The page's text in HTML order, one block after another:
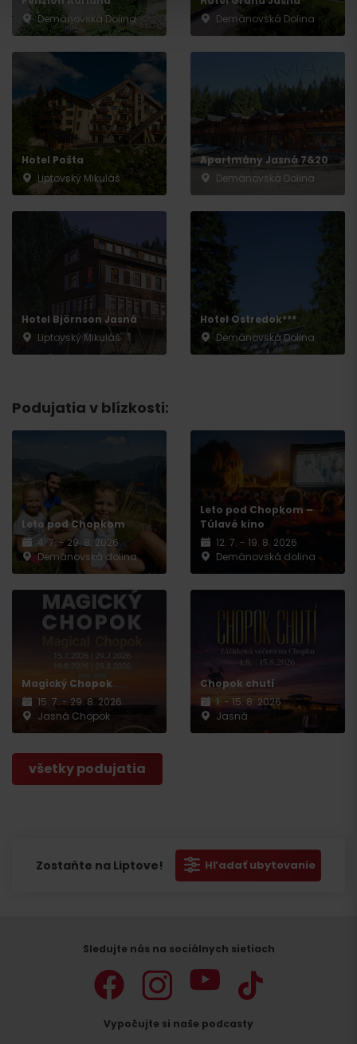
Demänovská Dolina
Demänovská Dolina
Hotel Pošta
Liptovský Mikuláš
Apartmány Jasná 7&20
Demänovská Dolina
Hotel Björnson Jasná
Liptovský Mikuláš
Hotel Ostredok***
Demänovská Dolina
Podujatia v blízkosti:
Leto pod Chopkom
4. 7. - 29. 8. 2026
Demänovská dolina
Leto pod Chopkom –
Túlavé kino
12. 7. - 19. 8. 2026
Demänovská dolina
Magický Chopok
15. 7. - 29. 8. 2026
Jasná Chopok
Chopok chutí
1. - 15. 8. 2026
Jasná
všetky podujatia
Zostaňte na Liptove! Hľadať ubytovanie
Odchod
Sledujte nás na sociálnych sietiach
Vypočujte si naše podcasty